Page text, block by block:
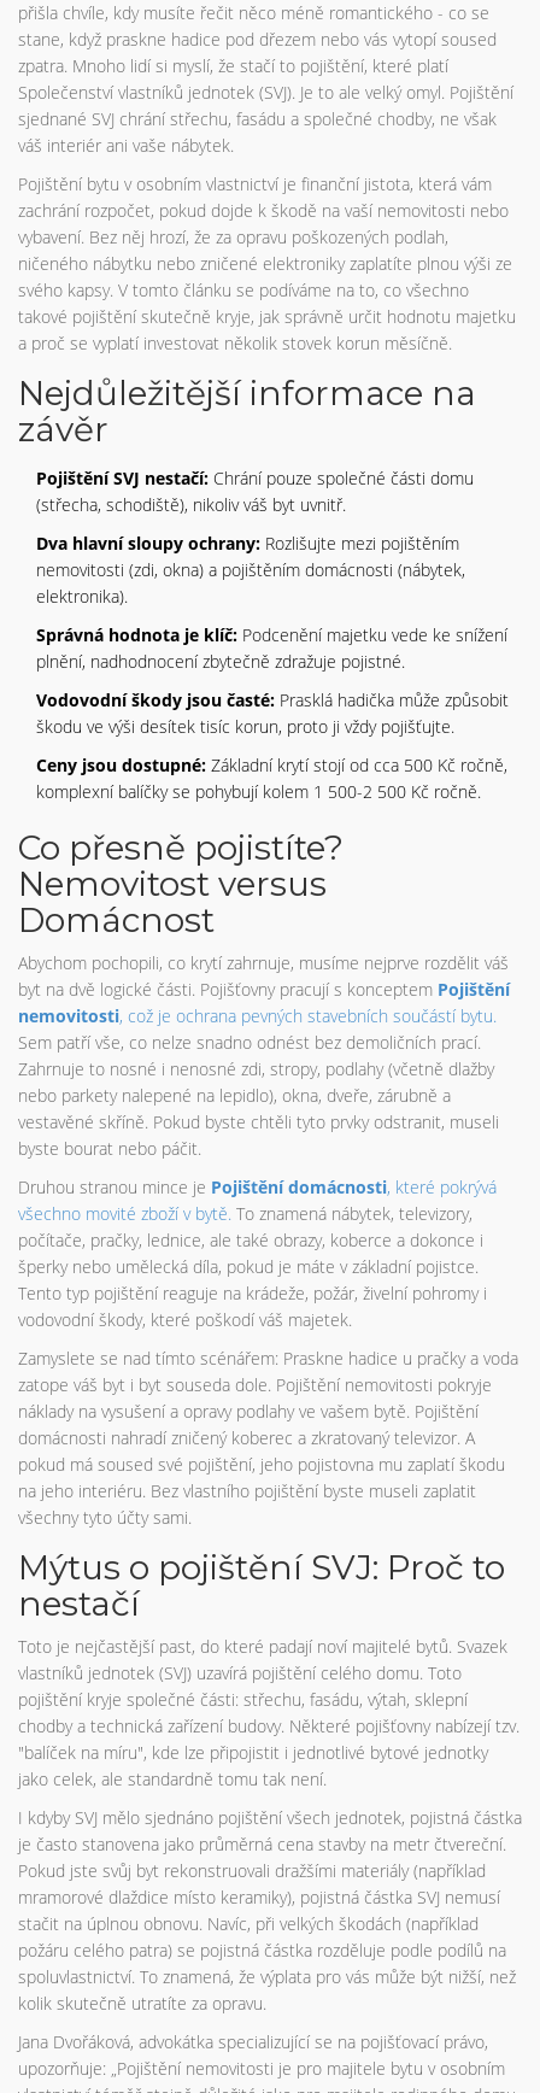
přišla chvíle, kdy musíte řečit něco méně romantického - co se
stane, když praskne hadice pod dřezem nebo vás vytopí soused
zpatra. Mnoho lidí si myslí, že stačí to pojištění, které platí
Společenství vlastníků jednotek (SVJ). Je to ale velký omyl. Pojištění
sjednané SVJ chrání střechu, fasádu a společné chodby, ne však
váš interiér ani vaše nábytek.
Pojištění bytu v osobním vlastnictví je finanční jistota, která vám
zachrání rozpočet, pokud dojde k škodě na vaší nemovitosti nebo
vybavení. Bez něj hrozí, že za opravu poškozených podlah,
ničeného nábytku nebo zničené elektroniky zaplatíte plnou výši ze
svého kapsy. V tomto článku se podíváme na to, co všechno
takové pojištění skutečně kryje, jak správně určit hodnotu majetku
a proč se vyplatí investovat několik stovek korun měsíčně.
Nejdůležitější informace na
závěr
Pojištění SVJ nestačí: Chrání pouze společné části domu
(střecha, schodiště), nikoliv váš byt uvnitř.
Dva hlavní sloupy ochrany: Rozlišujte mezi pojištěním
nemovitosti (zdi, okna) a pojištěním domácnosti (nábytek,
elektronika).
Správná hodnota je klíč: Podcenění majetku vede ke snížení
plnění, nadhodnocení zbytečně zdražuje pojistné.
Vodovodní škody jsou časté: Prasklá hadička může způsobit
škodu ve výši desítek tisíc korun, proto ji vždy pojišťujte.
Ceny jsou dostupné: Základní krytí stojí od cca 500 Kč ročně,
komplexní balíčky se pohybují kolem 1 500-2 500 Kč ročně.
Co přesně pojistíte?
Nemovitost versus
Domácnost
Abychom pochopili, co krytí zahrnuje, musíme nejprve rozdělit váš
byt na dvě logické části. Pojišťovny pracují s konceptem Pojištění
nemovitosti, což je ochrana pevných stavebních součástí bytu.
Sem patří vše, co nelze snadno odnést bez demoličních prací.
Zahrnuje to nosné i nenosné zdi, stropy, podlahy (včetně dlažby
nebo parkety nalepené na lepidlo), okna, dveře, zárubně a
vestavěné skříně. Pokud byste chtěli tyto prvky odstranit, museli
byste bourat nebo páčit.
Druhou stranou mince je Pojištění domácnosti, které pokrývá
všechno movité zboží v bytě. To znamená nábytek, televizory,
počítače, pračky, lednice, ale také obrazy, koberce a dokonce i
šperky nebo umělecká díla, pokud je máte v základní pojistce.
Tento typ pojištění reaguje na krádeže, požár, živelní pohromy i
vodovodní škody, které poškodí váš majetek.
Zamyslete se nad tímto scénářem: Praskne hadice u pračky a voda
zatope váš byt i byt souseda dole. Pojištění nemovitosti pokryje
náklady na vysušení a opravy podlahy ve vašem bytě. Pojištění
domácnosti nahradí zničený koberec a zkratovaný televizor. A
pokud má soused své pojištění, jeho pojistovna mu zaplatí škodu
na jeho interiéru. Bez vlastního pojištění byste museli zaplatit
všechny tyto účty sami.
Mýtus o pojištění SVJ: Proč to
nestačí
Toto je nejčastější past, do které padají noví majitelé bytů. Svazek
vlastníků jednotek (SVJ) uzavírá pojištění celého domu. Toto
pojištění kryje společné části: střechu, fasádu, výtah, sklepní
chodby a technická zařízení budovy. Některé pojišťovny nabízejí tzv.
"balíček na míru", kde lze připojistit i jednotlivé bytové jednotky
jako celek, ale standardně tomu tak není.
I kdyby SVJ mělo sjednáno pojištění všech jednotek, pojistná částka
je často stanovena jako průměrná cena stavby na metr čtvereční.
Pokud jste svůj byt rekonstruovali dražšími materiály (například
mramorové dlaždice místo keramiky), pojistná částka SVJ nemusí
stačit na úplnou obnovu. Navíc, při velkých škodách (například
požáru celého patra) se pojistná částka rozděluje podle podílů na
spoluvlastnictví. To znamená, že výplata pro vás může být nižší, než
kolik skutečně utratíte za opravu.
Jana Dvořáková, advokátka specializující se na pojišťovací právo,
upozorňuje: „Pojištění nemovitosti je pro majitele bytu v osobním